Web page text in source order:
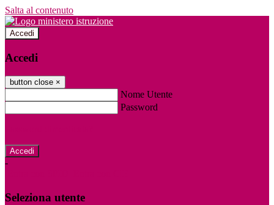
Salta al contenuto
Accedi
Accedi
button close ×
Nome Utente
Password
-
Seleziona utente